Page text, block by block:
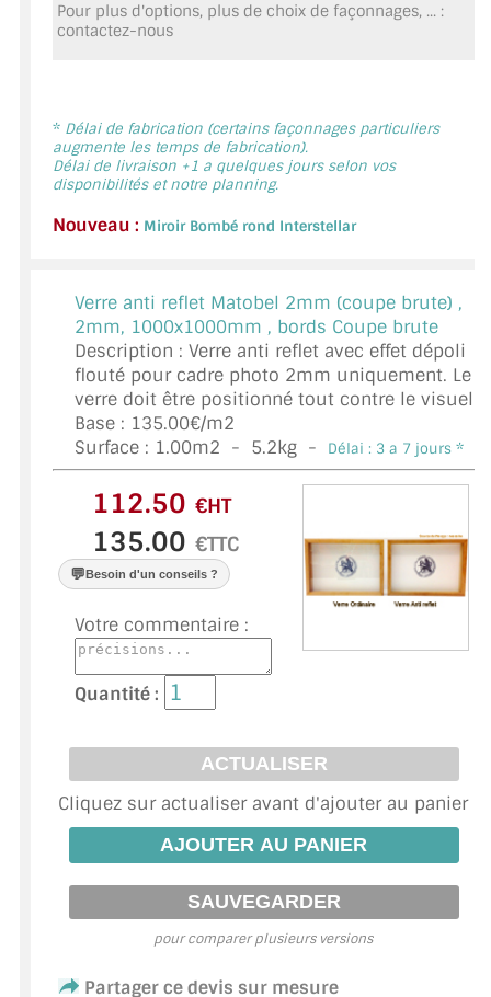
MIROIR DE SALLE DE BAIN
MIROIR POUR SALLE DE SPORT
MIROIR POUR SALLE DE DANSE
MIROIR ENCADRÉ
VERRE SUR MESURE
VERRE EXTRACLAIR
VERRE TREMPÉ (SÉCURIT)
PAROI DE DOUCHE
VERRE FEUILLETÉ
VERRE ANTI-REFLET
VERRE FEUILLETÉ/TREMPÉ
DALLE DE SOL EN VERRE
PORTE EN VERRE
GARDE CORPS EN VERRE
VERRIÈRE TYPE ATELIER
VERRES TEXTURÉS
PLEXIGLAS PMMA
Pour plus d'options, plus de choix de façonnages, ... :
contactez-nous
* Délai de fabrication (certains façonnages particuliers
augmente les temps de fabrication).
Délai de livraison +1 a quelques jours selon vos
disponibilités et notre planning.
Nouveau : Miroir Bombé rond Interstellar
Verre anti reflet Matobel 2mm (coupe brute) ,
2mm, 1000x1000mm , bords Coupe brute
Description : Verre anti reflet avec effet dépoli
flouté pour cadre photo 2mm uniquement. Le
verre doit être positionné tout contre le visuel
Base : 135.00€/m2
Surface : 1.00m2 - 5.2kg - Délai : 3 a 7 jours *
€HT
€TTC
💬Besoin d'un conseils ?
Votre commentaire :
Quantité :
Cliquez sur actualiser avant d'ajouter au panier
pour comparer plusieurs versions
Partager ce devis sur mesure